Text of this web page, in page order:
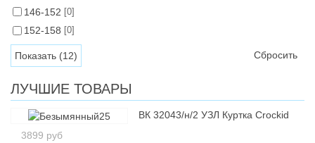
146-152 [0]
152-158 [0]
Сбросить
ЛУЧШИЕ ТОВАРЫ
ВК 32043/н/2 УЗЛ Куртка Crockid
3899 руб